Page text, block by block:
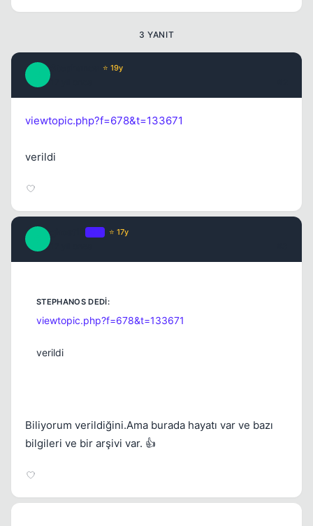
3 YANIT
⭐ 19y
viewtopic.php?f=678&t=133671
verildi
⭐ 17y
viewtopic.php?f=678&t=133671
verildi
Biliyorum verildiğini.Ama burada hayatı var ve bazı
bilgileri ve bir arşivi var. 👍